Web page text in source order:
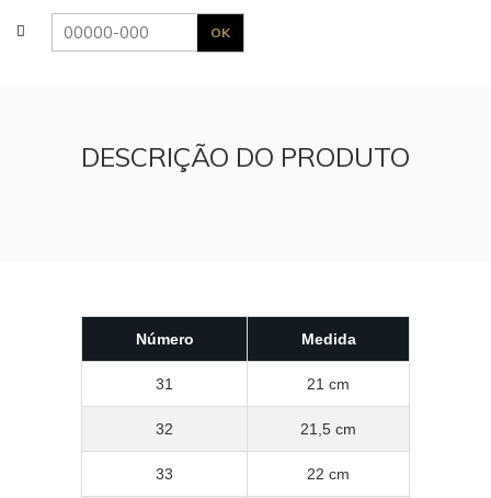
DESCRIÇÃO DO PRODUTO
Número Medida
31 21 cm
32 21,5 cm
33 22 cm